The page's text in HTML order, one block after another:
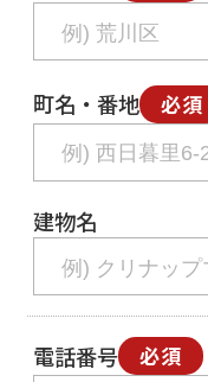
町名・番地 必須
建物名
電話番号 必須